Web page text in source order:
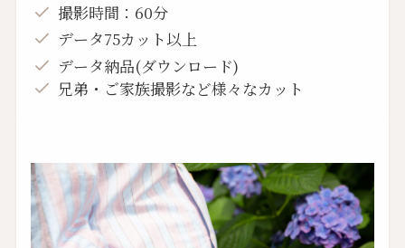
撮影時間：60分
データ75カット以上
データ納品(ダウンロード)
兄弟・ご家族撮影など様々なカット